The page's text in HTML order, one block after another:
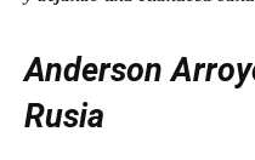
Anderson
Rusia